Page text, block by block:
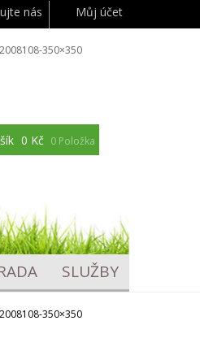
nás Můj účet
350×350
0 Kč 0 Položka
SLUŽBY
350×350